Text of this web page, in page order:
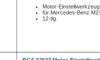
Motor-
für Mercedes-Benz
12-tlg.